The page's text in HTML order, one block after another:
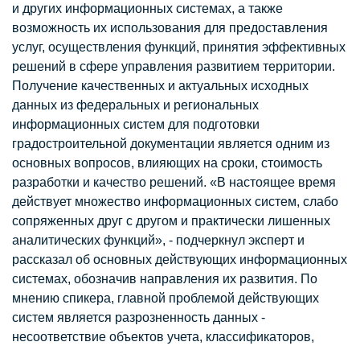
и других информационных системах, а также
возможность их использования для предоставления
услуг, осуществления функций, принятия эффективных
решений в сфере управления развитием территории.
Получение качественных и актуальных исходных
данных из федеральных и региональных
информационных систем для подготовки
градостроительной документации является одним из
основных вопросов, влияющих на сроки, стоимость
разработки и качество решений. «В настоящее время
действует множество информационных систем, слабо
сопряженных друг с другом и практически лишенных
аналитических функций», - подчеркнул эксперт и
рассказал об основных действующих информационных
системах, обозначив направления их развития. По
мнению спикера, главной проблемой действующих
систем является разрозненность данных -
несоответствие объектов учета, классификаторов,